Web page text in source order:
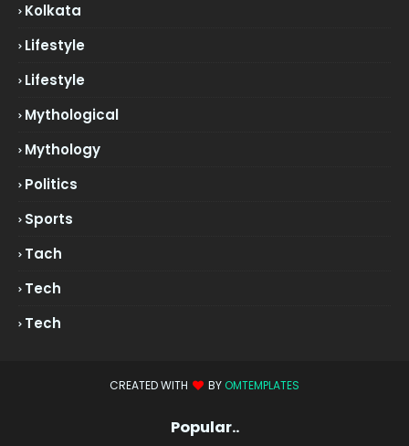
Kolkata
Lifestyle
Lifestyle
Mythological
Mythology
Politics
Sports
Tach
Tech
Tech
CREATED WITH BY OMTEMPLATES
Popular..